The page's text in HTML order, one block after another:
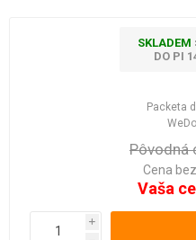
SKLADEM
DO PI
Packeta
WeDo
Pôvodná
Cena
Vaša
i